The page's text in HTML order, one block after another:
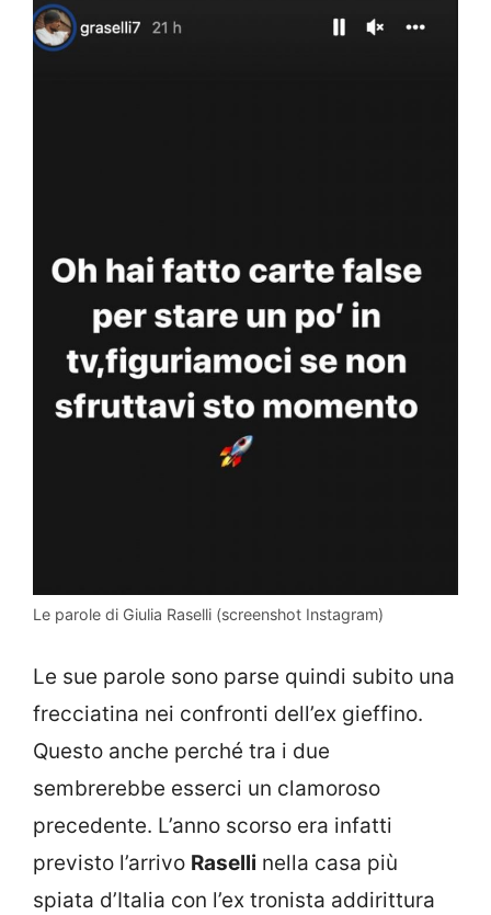
Le parole di Giulia Raselli (screenshot Instagram)
Le sue parole sono parse quindi subito una
frecciatina nei confronti dell’ex gieffino.
Questo anche perché tra i due
sembrerebbe esserci un clamoroso
precedente. L’anno scorso era infatti
previsto l’arrivo Raselli nella casa più
spiata d’Italia con l’ex tronista addirittura